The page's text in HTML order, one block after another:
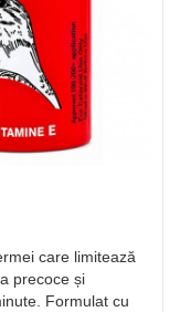
care limitează
precoce și
Formulat cu